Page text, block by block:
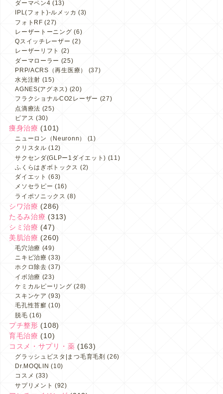
ダーマペン4 (13)
IPL(フォト)-ルメッカ (3)
フォトRF (27)
レーザートーニング (6)
Qスイッチレーザー (2)
レーザーリフト (2)
ダーマローラー (25)
PRP/ACRS（再生医療）
(37)
水光注射 (15)
AGNES(アグネス) (20)
フラクショナルCO2レーザー (27)
点滴療法 (25)
ピアス (30)
痩身治療 (101)
ニューロン（Neuronn）
(1)
クリスタル (12)
サクセンダ(GLPー1ダイエット) (11)
ふくらはぎボトックス (2)
ダイエット (63)
メソセラピー (16)
ライポソニックス (8)
シワ治療 (286)
たるみ治療 (313)
シミ治療 (47)
美肌治療 (260)
毛穴治療 (49)
ニキビ治療 (33)
ホクロ除去 (37)
イボ治療 (23)
ケミカルピーリング (28)
スキンケア (93)
毛孔性苔癬 (10)
脱毛 (16)
プチ整形 (108)
育毛治療 (10)
コスメ・サプリ・薬 (163)
グラッシュビスタ|まつ毛育毛剤 (26)
Dr.MOQLIN (10)
コスメ (33)
サプリメント (92)